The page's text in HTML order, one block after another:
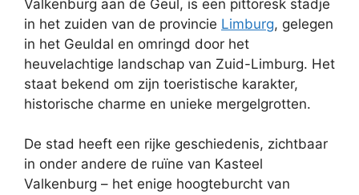
Valkenburg aan de Geul, is een pittoresk stadje
in het zuiden van de provincie Limburg, gelegen
in het Geuldal en omringd door het
heuvelachtige landschap van Zuid-Limburg. Het
staat bekend om zijn toeristische karakter,
historische charme en unieke mergelgrotten.
De stad heeft een rijke geschiedenis, zichtbaar
in onder andere de ruïne van Kasteel
Valkenburg – het enige hoogteburcht van